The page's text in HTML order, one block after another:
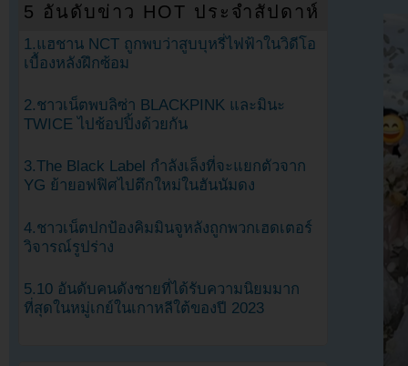
5 อันดับข่าว HOT ประจำสัปดาห์
1.แฮชาน NCT ถูกพบว่าสูบบุหรี่ไฟฟ้าในวิดีโอ
เบื้องหลังฝึกซ้อม
2.ชาวเน็ตพบลิซ่า BLACKPINK และมินะ
TWICE ไปช้อปปิ้งด้วยกัน
3.The Black Label กำลังเล็งที่จะแยกตัวจาก
YG ย้ายอฟฟิศไปตึกใหม่ในฮันนัมดง
4.ชาวเน็ตปกป้องคิมมินจูหลังถูกพวกเฮดเตอร์
วิจารณ์รูปร่าง
5.10 อันดับคนดังชายที่ได้รับความนิยมมาก
ที่สุดในหมู่เกย์ในเกาหลีใต้ของปี 2023